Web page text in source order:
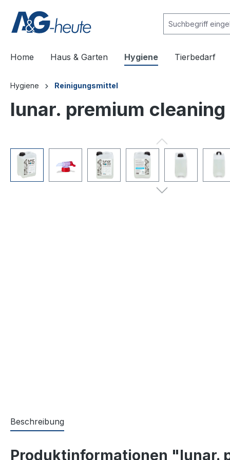
springen
Home Haus & Garten Hygiene Tierbedarf
Hygiene Reinigungsmittel
lunar. premium
Beschreibung
Produktinformationen "lunar.